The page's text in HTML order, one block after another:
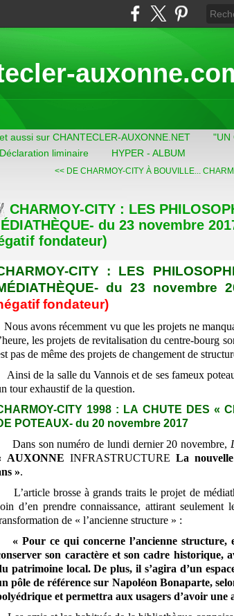
et aussi sur CHANTECLER-AUXONNE.NET
"UN
Déclaration liminaire
HYPER - ALBUM
<< DE CHARMOY-CITY À BOUVILLE...
CHARMOY-CITY : LES
du 23 novembre
fondateur)
CITY : LES
du 23 novembre
fondateur)
Nous avons récemment vu que les projets ne
les projets de revitalisation du centre-bourg
pas de même des projets de changement de
Ainsi de la salle du Vannois et de ses fameux
tour exhaustif de la question.
CITY 1998 : LA CHUTE DES «
POTEAUX- du 20 novembre 2017
Dans son numéro de lundi dernier 20 novembre,
AUXONNE INFRASTRUCTURE La
».
L’article brosse à grands traits le projet de
d’en prendre connaissance, attirant
de « l’ancienne structure » :
« Pour ce qui concerne l’ancienne structure,
son caractère et son cadre historique,
patrimoine local. De plus, il s’agira d’un
pôle de référence sur Napoléon Bonaparte,
et permettra aux usagers d’avoir une